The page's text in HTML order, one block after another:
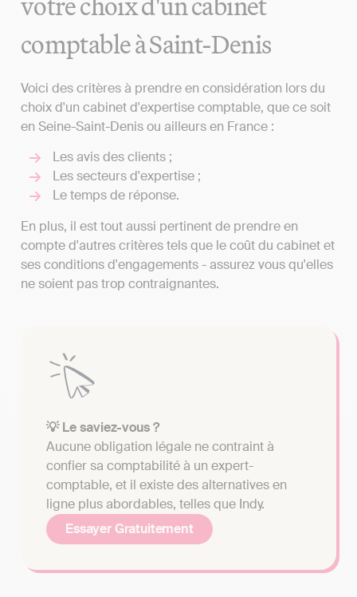
comptable à Saint-Denis
Voici des critères à prendre en considération lors du
choix d'un cabinet d'expertise comptable, que ce soit
en Seine-Saint-Denis ou ailleurs en France :
Les avis des clients ;
Les secteurs d'expertise ;
Le temps de réponse.
En plus, il est tout aussi pertinent de prendre en
compte d'autres critères tels que le coût du cabinet et
ses conditions d'engagements - assurez vous qu'elles
ne soient pas trop contraignantes.
💡 Le saviez-vous ?
Aucune obligation légale ne contraint à
confier sa comptabilité à un expert-
comptable, et il existe des alternatives en
ligne plus abordables, telles que Indy.
Essayer Gratuitement